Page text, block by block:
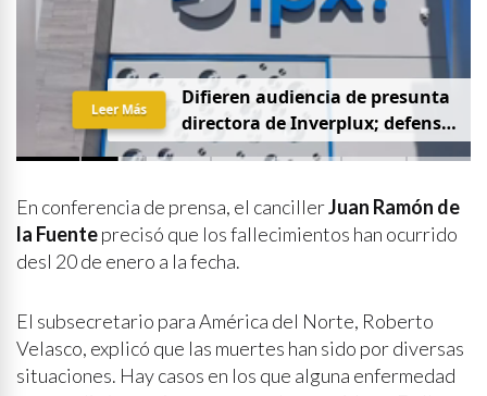
Difieren audiencia de presunta
directora deInverplux; defensa
pidequeseaprivadaysin
Leer Más
En conferencia de prensa, el cancillerJuan Ramón de
la Fuenteprecisó que los fallecimientos han ocurrido
desl 20 de enero a la fecha.
El subsecretario para América del Norte, Roberto
Velasco, explicó que las muertes han sido por diversas
situaciones. Hay casos en los que alguna enfermedad